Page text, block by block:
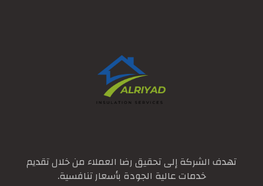
تهدف الشركة إلى تحقيق رضا العملاء من خلال تقديم
خدمات عالية الجودة بأسعار تنافسية.